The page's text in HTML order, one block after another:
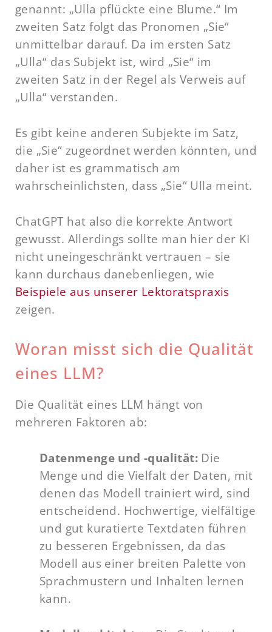
genannt: „Ulla pflückte eine Blume.“ Im
zweiten Satz folgt das Pronomen „Sie“
unmittelbar darauf. Da im ersten Satz
„Ulla“ das Subjekt ist, wird „Sie“ im
zweiten Satz in der Regel als Verweis auf
„Ulla“ verstanden.
Es gibt keine anderen Subjekte im Satz,
die „Sie“ zugeordnet werden könnten, und
daher ist es grammatisch am
wahrscheinlichsten, dass „Sie“ Ulla meint.
ChatGPT hat also die korrekte Antwort
gewusst. Allerdings sollte man hier der KI
nicht uneingeschränkt vertrauen – sie
kann durchaus danebenliegen, wie
Beispiele aus unserer Lektoratspraxis
zeigen.
Woran misst sich die Qualität
eines LLM?
Die Qualität eines LLM hängt von
mehreren Faktoren ab:
Datenmenge und -qualität: Die
Menge und die Vielfalt der Daten, mit
denen das Modell trainiert wird, sind
entscheidend. Hochwertige, vielfältige
und gut kuratierte Textdaten führen
zu besseren Ergebnissen, da das
Modell aus einer breiten Palette von
Sprachmustern und Inhalten lernen
kann.